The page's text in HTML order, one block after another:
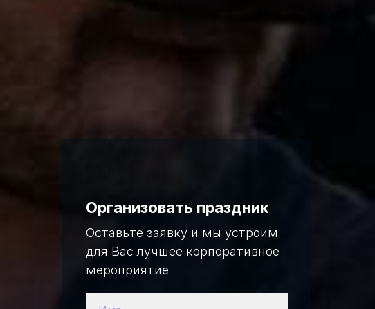
Организовать праздник
Оставьте заявку и мы устроим
для Вас лучшее корпоративное
мероприятие